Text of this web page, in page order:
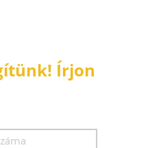
Írjon